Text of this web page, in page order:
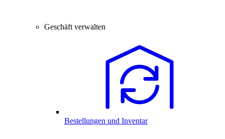
Geschäft verwalten
Bestellungen und Inventar